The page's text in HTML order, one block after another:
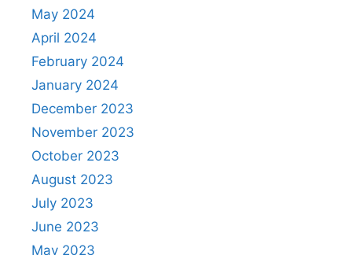
May 2024
April 2024
February 2024
January 2024
December 2023
November 2023
October 2023
August 2023
July 2023
June 2023
May 2023